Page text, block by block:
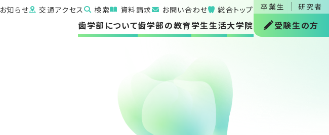
お知らせ 交通アクセス 検索 資料請求 お問い合わせ 総合トップ
歯学部について歯学部の教育学生生活大学院
卒業生 研究者
受験生の方